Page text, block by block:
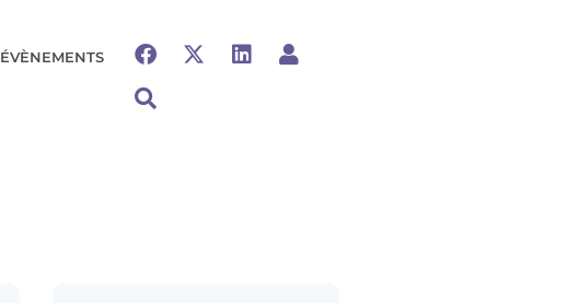
ÉVÈNEMENTS